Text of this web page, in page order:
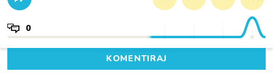
0
KOMENTIRAJ